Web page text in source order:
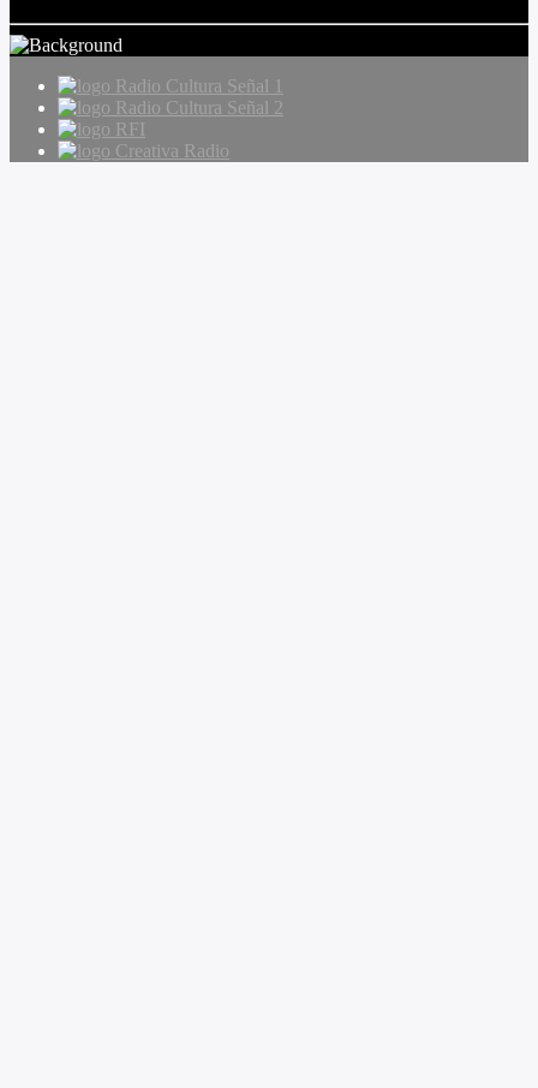
Radio Cultura Señal 1
Radio Cultura Señal 2
RFI
Creativa Radio